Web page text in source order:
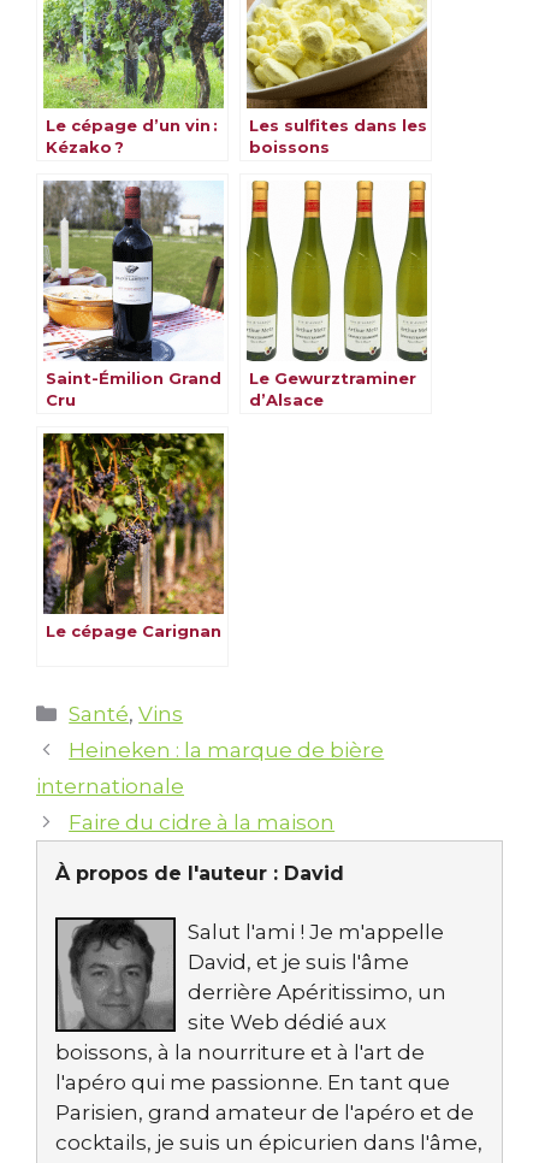
Le cépage d’un vin :
Kézako ?
Les sulfites dans les
boissons
vin, champagne et
rhum
Saint-Émilion Grand
Cru
Le Gewurztraminer
d’Alsace
Le cépage Carignan
Catégories
Santé,Vins
Heineken : la marque de bière
internationale
Faire du cidre à la maison
À propos de l'auteur : David
Salut l'ami ! Je m'appelle
David, et je suis l'âme
derrière Apéritissimo, un
site Web dédié aux
boissons, à la nourriture et à l'art de
l'apéro qui me passionne. En tant que
Parisien, grand amateur de l'apéro et de
cocktails, je suis un épicurien dans l'âme,